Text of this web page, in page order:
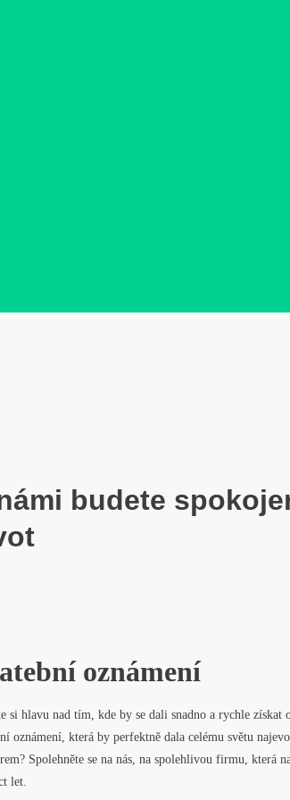
budete
oznámení
si hlavu nad tím, kde by se dali snadno a rychle získat
oznámení, která by perfektně dala celému světu
Spolehněte se na nás, na spolehlivou firmu, která
let.